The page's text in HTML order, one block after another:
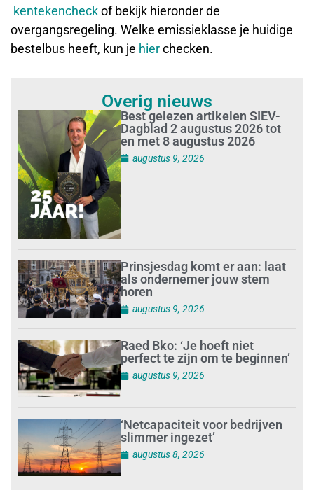
kentekencheckof bekijk hieronder de
overgangsregeling. Welke emissieklasse je huidige
bestelbus heeft, kun je hierchecken.
Overig nieuws
Best gelezen artikelen SIEV-
Dagblad 2 augustus 2026 tot
en met 8 augustus 2026
augustus 9, 2026
Prinsjesdag komt er aan: laat
als ondernemer jouw stem
horen
augustus 9, 2026
Raed Bko: ‘Je hoeft niet
perfect te zijn om te beginnen’
augustus 9, 2026
‘Netcapaciteit voor bedrijven
slimmer ingezet’
augustus 8, 2026